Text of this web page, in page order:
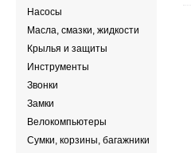
Насосы
Масла, смазки, жидкости
Крылья и защиты
Инструменты
Звонки
Замки
Велокомпьютеры
Сумки, корзины, багажники